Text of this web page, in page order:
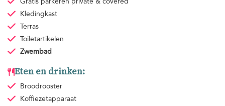
Kledingkast
Terras
Toiletartikelen
Zwembad
Eten en drinken:
Broodrooster
Koffiezetapparaat